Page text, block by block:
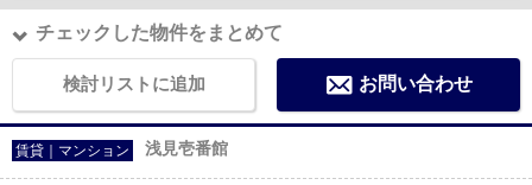
チェックした物件をまとめて
検討リストに追加 お問い合わせ
賃貸｜マンション 浅見壱番館